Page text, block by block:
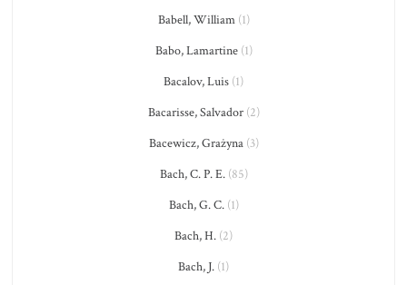
Babell, William(1)
Babo, Lamartine(1)
Bacalov, Luis (1)
Bacarisse, Salvador(2)
Bacewicz, Grażyna(3)
Bach, C. P. E.(85)
Bach, G. C.(1)
Bach, H. (2)
Bach, J. (1)